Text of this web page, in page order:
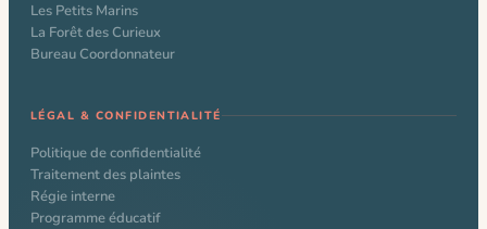
Les Petits Marins
La Forêt des Curieux
Bureau Coordonnateur
LÉGAL & CONFIDENTIALITÉ
Politique de confidentialité
Traitement des plaintes
Régie interne
Programme éducatif